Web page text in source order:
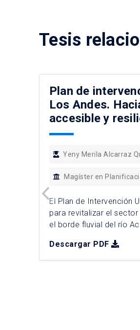
Tesis
Plan de
Los Andes.
accesible y
Yeny Merila Alcarraz
Magíster en
El Plan de Intervención
para revitalizar el
el borde fluvial del río
territorial, la
falta de […]
Descargar PDF